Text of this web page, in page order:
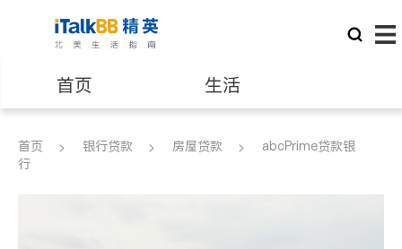
首页 生活
医生 律师
首页 银行贷款 房屋贷款
abcPrime贷款银
行